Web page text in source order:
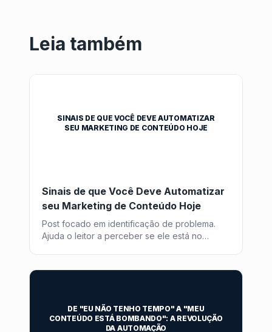
Leia também
SINAIS DE QUE VOCÊ DEVE AUTOMATIZAR
SEU MARKETING DE CONTEÚDO HOJE
Sinais de que Você Deve Automatizar
seu Marketing de Conteúdo Hoje
Post focado em identificação de problema.
Ajuda o leitor a perceber se ele está no
DE "EU NÃO TENHO TEMPO" A "MEU
CONTEÚDO ESTÁ BOMBANDO": A REVOLUÇÃO
DA AUTOMAÇÃO